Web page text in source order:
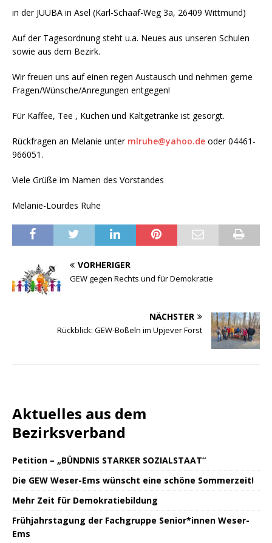
in der JUUBA in Asel (Karl-Schaaf-Weg 3a, 26409 Wittmund)
Auf der Tagesordnung steht u.a. Neues aus unseren Schulen
sowie aus dem Bezirk.
Wir freuen uns auf einen regen Austausch und nehmen gerne
Fragen/Wünsche/Anregungen entgegen!
Für Kaffee, Tee , Kuchen und Kaltgetränke ist gesorgt.
Rückfragen an Melanie unter mlruhe@yahoo.de oder 04461-
966051.
Viele Grüße im Namen des Vorstandes
Melanie-Lourdes Ruhe
VORHERIGER
GEW gegen Rechts und für Demokratie
NÄCHSTER
Rückblick: GEW-Boßeln im Upjever Forst
Aktuelles aus dem
Bezirksverband
Petition – „BÜNDNIS STARKER SOZIALSTAAT“
Die GEW Weser-Ems wünscht eine schöne Sommerzeit!
Mehr Zeit für Demokratiebildung
Frühjahrstagung der Fachgruppe Senior*innen Weser-
Ems